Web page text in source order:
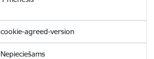
cookie-agreed-version
Nepieciešams